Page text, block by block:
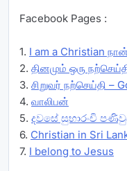
Facebook Pages :
1. I am a Christian
2. தினமும் ஒரு
3. சிறுவர் நற்செய்தி –
4. வாலிபன்
5. දවසේ සුභාරංචි
6. Christian in Sri
7. I belong to Jesus